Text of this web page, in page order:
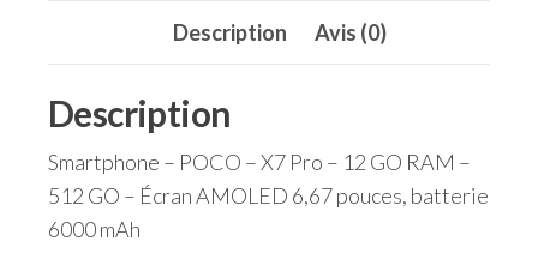
Description Avis (0)
Description
Smartphone – POCO – X7 Pro – 12 GO RAM –
512 GO – Écran AMOLED 6,67 pouces, batterie
6000 mAh